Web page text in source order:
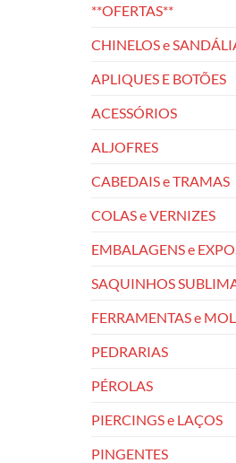
**OFERTAS**
CHINELOS e
APLIQUES E BOTÕES
ACESSÓRIOS
ALJOFRES
CABEDAIS e TRAMAS
COLAS e VERNIZES
EMBALAGENS e
SAQUINHOS
FERRAMENTAS e
PEDRARIAS
PÉROLAS
PIERCINGS e LAÇOS
PINGENTES